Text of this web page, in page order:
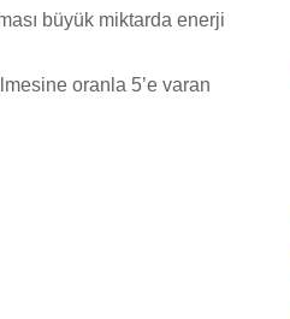
büyük miktarda enerji
oranla 5’e varan